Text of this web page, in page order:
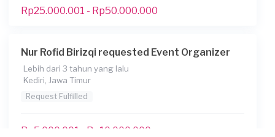
Rp25.000.001 - Rp50.000.000
Nur Rofid Birizqi requested Event Organizer
Lebih dari 3 tahun yang lalu
Kediri, Jawa Timur
Request Fulfilled
Rp5.000.001 - Rp10.000.000